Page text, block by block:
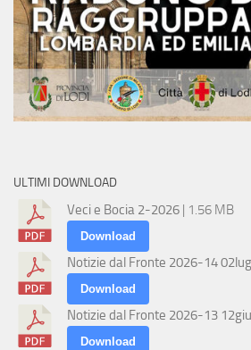
ULTIMI DOWNLOAD
Veci e Bocia 2-2026 | 1.56 MB
Download
Notizie dal Fronte 2026-14
Download
Notizie dal Fronte 2026-13
Download